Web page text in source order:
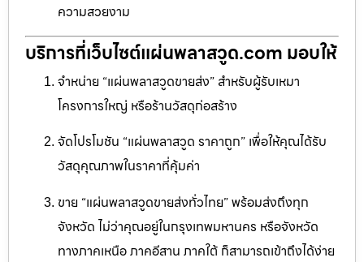
ความสวยงาม
บริการที่เว็บไซต์แผ่นพลาสวูด.com มอบให้
จำหน่าย “แผ่นพลาสวูดขายส่ง” สำหรับผู้รับเหมา
โครงการใหญ่ หรือร้านวัสดุก่อสร้าง
จัดโปรโมชัน “แผ่นพลาสวูด ราคาถูก” เพื่อให้คุณได้รับ
วัสดุคุณภาพในราคาที่คุ้มค่า
ขาย “แผ่นพลาสวูดขายส่งทั่วไทย” พร้อมส่งถึงทุก
จังหวัด ไม่ว่าคุณอยู่ในกรุงเทพมหานคร หรือจังหวัด
ทางภาคเหนือ ภาคอีสาน ภาคใต้ ก็สามารถเข้าถึงได้ง่าย